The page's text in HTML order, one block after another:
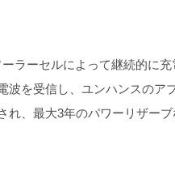
ラーセルによって継続的に充
波を受信し、ユンハンスのア
れ、最大3年のパワーリザーブ